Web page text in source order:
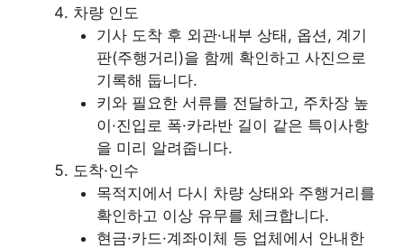
차량 인도
기사 도착 후 외관·내부 상태, 옵션, 계기
판(주행거리)을 함께 확인하고 사진으로
기록해 둡니다.
키와 필요한 서류를 전달하고, 주차장 높
이·진입로 폭·카라반 길이 같은 특이사항
을 미리 알려줍니다.
도착·인수
목적지에서 다시 차량 상태와 주행거리를
확인하고 이상 유무를 체크합니다.
현금·카드·계좌이체 등 업체에서 안내한